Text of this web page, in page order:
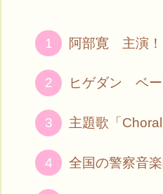
阿部寛 主演！
ヒゲダン ベー
主題歌「
全国の警察音